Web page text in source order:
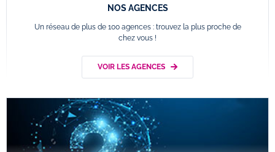
NOS AGENCES
Un réseau de plus de 100 agences : trouvez la plus proche de
chez vous !
VOIR LES AGENCES